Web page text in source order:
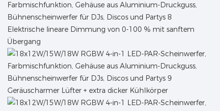
Elektrische lineare Dimmung von 0-100 % mit sanftem
Übergang
Geräuscharmer Lüfter + extra dicker Kühlkörper